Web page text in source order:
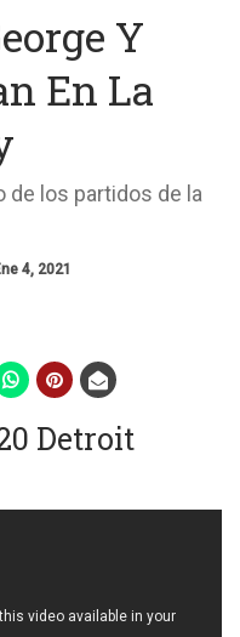
Y
En La
de los partidos de la
4, 2021
Detroit